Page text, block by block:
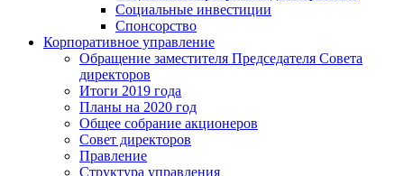
Социальные инвестиции
Спонсорство
Корпоративное управление
Обращение заместителя Председателя Совета
директоров
Итоги 2019 года
Планы на 2020 год
Общее собрание акционеров
Совет директоров
Правление
Структура управления